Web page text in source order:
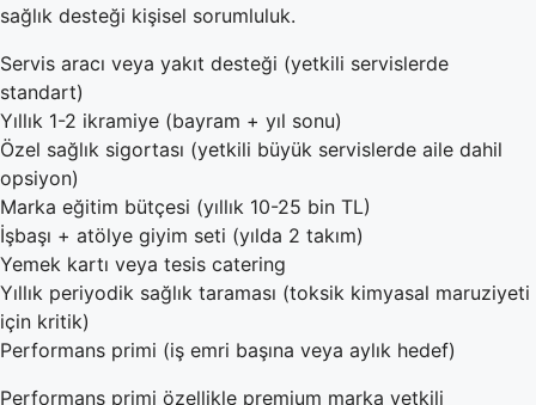
sağlık desteği kişisel sorumluluk.
Servis aracı veya yakıt desteği (yetkili servislerde
standart)
Yıllık 1-2 ikramiye (bayram + yıl sonu)
Özel sağlık sigortası (yetkili büyük servislerde aile dahil
opsiyon)
Marka eğitim bütçesi (yıllık 10-25 bin TL)
İşbaşı + atölye giyim seti (yılda 2 takım)
Yemek kartı veya tesis catering
Yıllık periyodik sağlık taraması (toksik kimyasal maruziyeti
için kritik)
Performans primi (iş emri başına veya aylık hedef)
Performans primi özellikle premium marka yetkili